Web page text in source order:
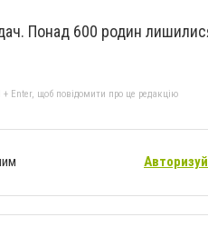
Понад 600 родин
Enter, щоб повідомити про це редакцію